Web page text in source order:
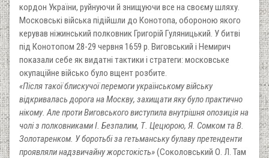
кордон України, руйнуючи й знищуючи все на своєму шляху.
Московські війська підійшли до Конотопа, обороною якого
керував ніжинський полковник Григорій Гуляницький. У битві
під Конотопом 28-29 червня 1659 р. Виговський і Немирич
показали себе як видатні тактики і стратеги: московське
окупаційне військо було вщент розбите.
«Після такої блискучої перемоги українському війську
відкривалась дорога на Москву, захищати яку було практично
нікому. Але проти Виговського виступила внутрішня опозиція на
чолі з полковниками І. Безпалим, Т. Цецюрою, Я. Сомком та В.
Золотаренком. У боротьбі за гетьманську булаву претенденти
проявляли надзвичайну жорстокість»(Соколовський О. Л. Там